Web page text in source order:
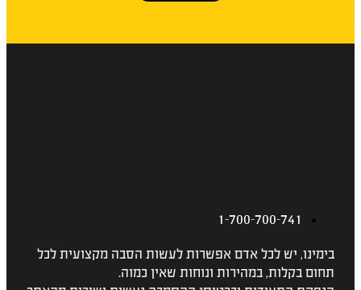
1-700-700-741
בימינו, יש לכל אדם אפשרות לעשות הסבה מקצועית לכל
תחום בקלות, במהירות ונוחות שאין כמוה.